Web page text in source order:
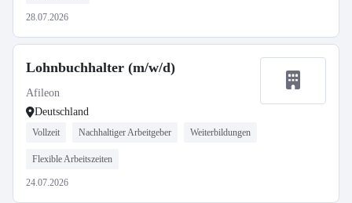
28.07.2026
Lohnbuchhalter (m/w/d)
Afileon
Deutschland
Vollzeit Nachhaltiger Arbeitgeber Weiterbildungen
Flexible Arbeitszeiten
24.07.2026